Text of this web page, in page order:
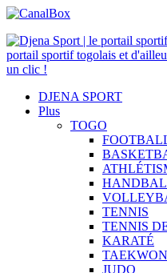
portail sportif togolais et
un clic !
DJENA SPORT
Plus
TOGO
TENNIS
TENNIS
KARATÉ
JUDO